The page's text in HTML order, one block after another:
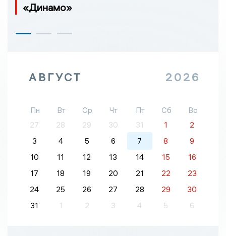
«Динамо»
АВГУСТ 2026
Пн Вт Ср Чт Пт Сб
Вс
27
28 29 30 31 1
2
3
4 5 6 7 8
9
10
11 12 13 14 15
16
17
18 19 20 21 22
23
24
25 26 27 28 29
30
31
1 2 3 4 5 6